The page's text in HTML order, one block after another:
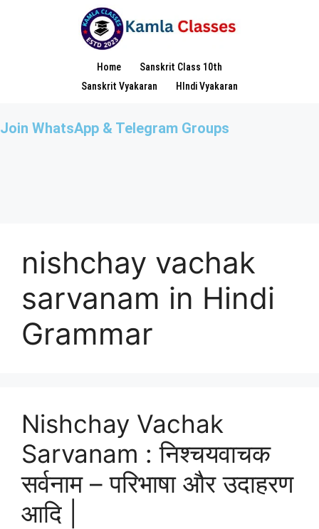
Home
Sanskrit Class 10th
Sanskrit Vyakaran
HIndi Vyakaran
Join WhatsApp & Telegram Groups
nishchay vachak
sarvanam in Hindi
Grammar
Nishchay Vachak
Sarvanam : निश्चयवाचक
सर्वनाम – परिभाषा और उदाहरण
आदि |